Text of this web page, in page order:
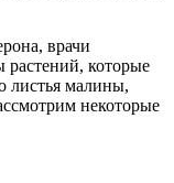
врачи
растений, которые
листья малины,
некоторые